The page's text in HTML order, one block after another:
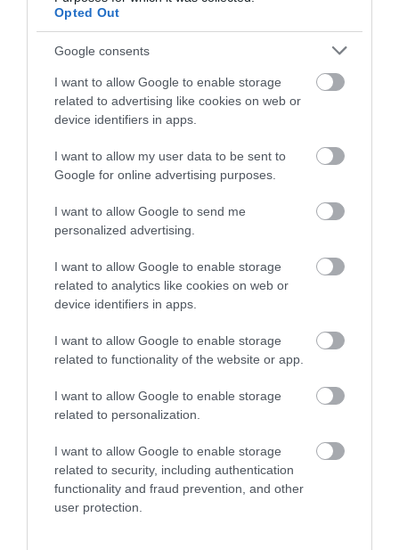
Opted Out
Google consents
I want to allow Google to enable storage
related to advertising like cookies on web or
device identifiers in apps.
I want to allow my user data to be sent to
Google for online advertising purposes.
I want to allow Google to send me
personalized advertising.
I want to allow Google to enable storage
related to analytics like cookies on web or
device identifiers in apps.
I want to allow Google to enable storage
related to functionality of the website or app.
I want to allow Google to enable storage
related to personalization.
I want to allow Google to enable storage
related to security, including authentication
functionality and fraud prevention, and other
user protection.
Σποτ Χωνευτό MR11
Κινητό Στρογγυλό Φ64
11340002
Περιορισμένη Διαθεσιμότητα
2,86 €
Σποτ Χωνευτό MR11
Κινητό Στρογγυλό Φ64
Χρυσό Γυαλιστερό
11340004
Περιορισμένη Διαθεσιμότητα
Σποτ Χωνευτό MR11
Κινητό Στρογγυλό Φ64
Σποτ Χωνευτό MR11